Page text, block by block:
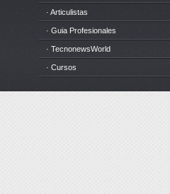
· Articulistas
· Guia Profesionales
· TecnonewsWorld
· Cursos